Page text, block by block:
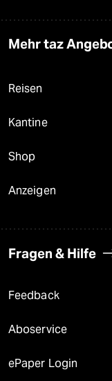
Mehr taz
Reisen
Kantine
Shop
Anzeigen
Fragen & Hilfe
Feedback
Aboservice
ePaper Login